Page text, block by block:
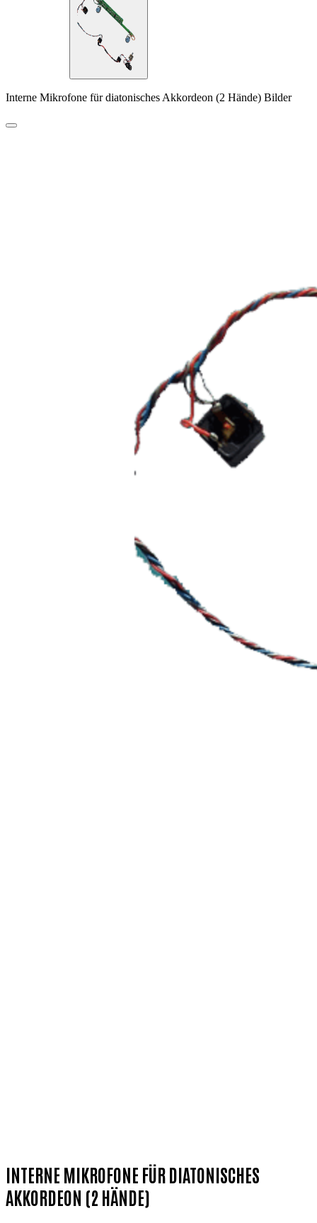
Interne Mikrofone für diatonisches Akkordeon (2 Hände) Bilder
INTERNE MIKROFONE FÜR DIATONISCHES
AKKORDEON (2 HÄNDE)